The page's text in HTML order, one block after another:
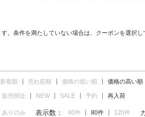
条件を満たしていない場合は、クーポンを選択し
新着順 売れ筋順 価格の低い順 価格の高い順
販売間近 NEW SALE 予約 再入荷
ありのみ 表示数： 40件 80件 120件